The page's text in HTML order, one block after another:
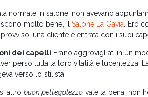
normale in salone, non avevano
molto bene, il Salone La Gavia . Ero
una cliente è entrata con i suoi
dei capelli Erano aggrovigliati in un
perso tutta la loro vitalità e lucentezza.
verso lo stilista.
altro buon pettegolezzo vale la pena, non